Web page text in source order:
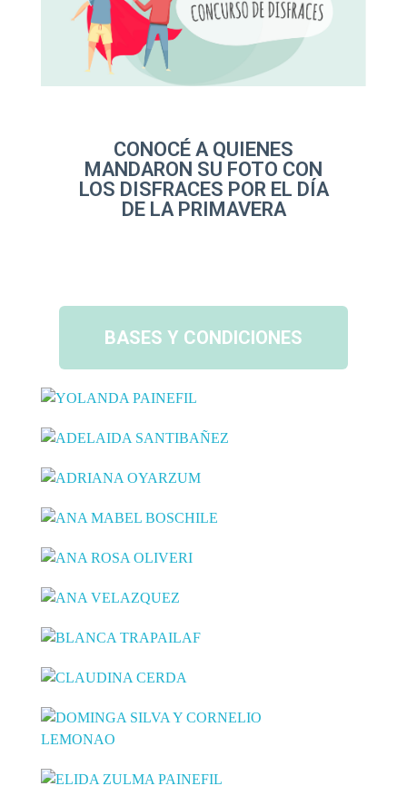
CONOCÉ A QUIENES
MANDARON SU FOTO CON
LOS DISFRACES POR EL DÍA
DE LA PRIMAVERA
BASES Y CONDICIONES